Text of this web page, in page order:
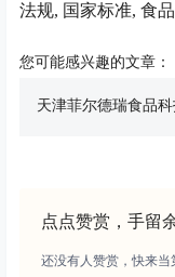
法规, 国家标准, 食
您可能感兴趣的文章：
天津菲尔德瑞食品科
点点赞赏，手留
还没有人赞赏，快来当